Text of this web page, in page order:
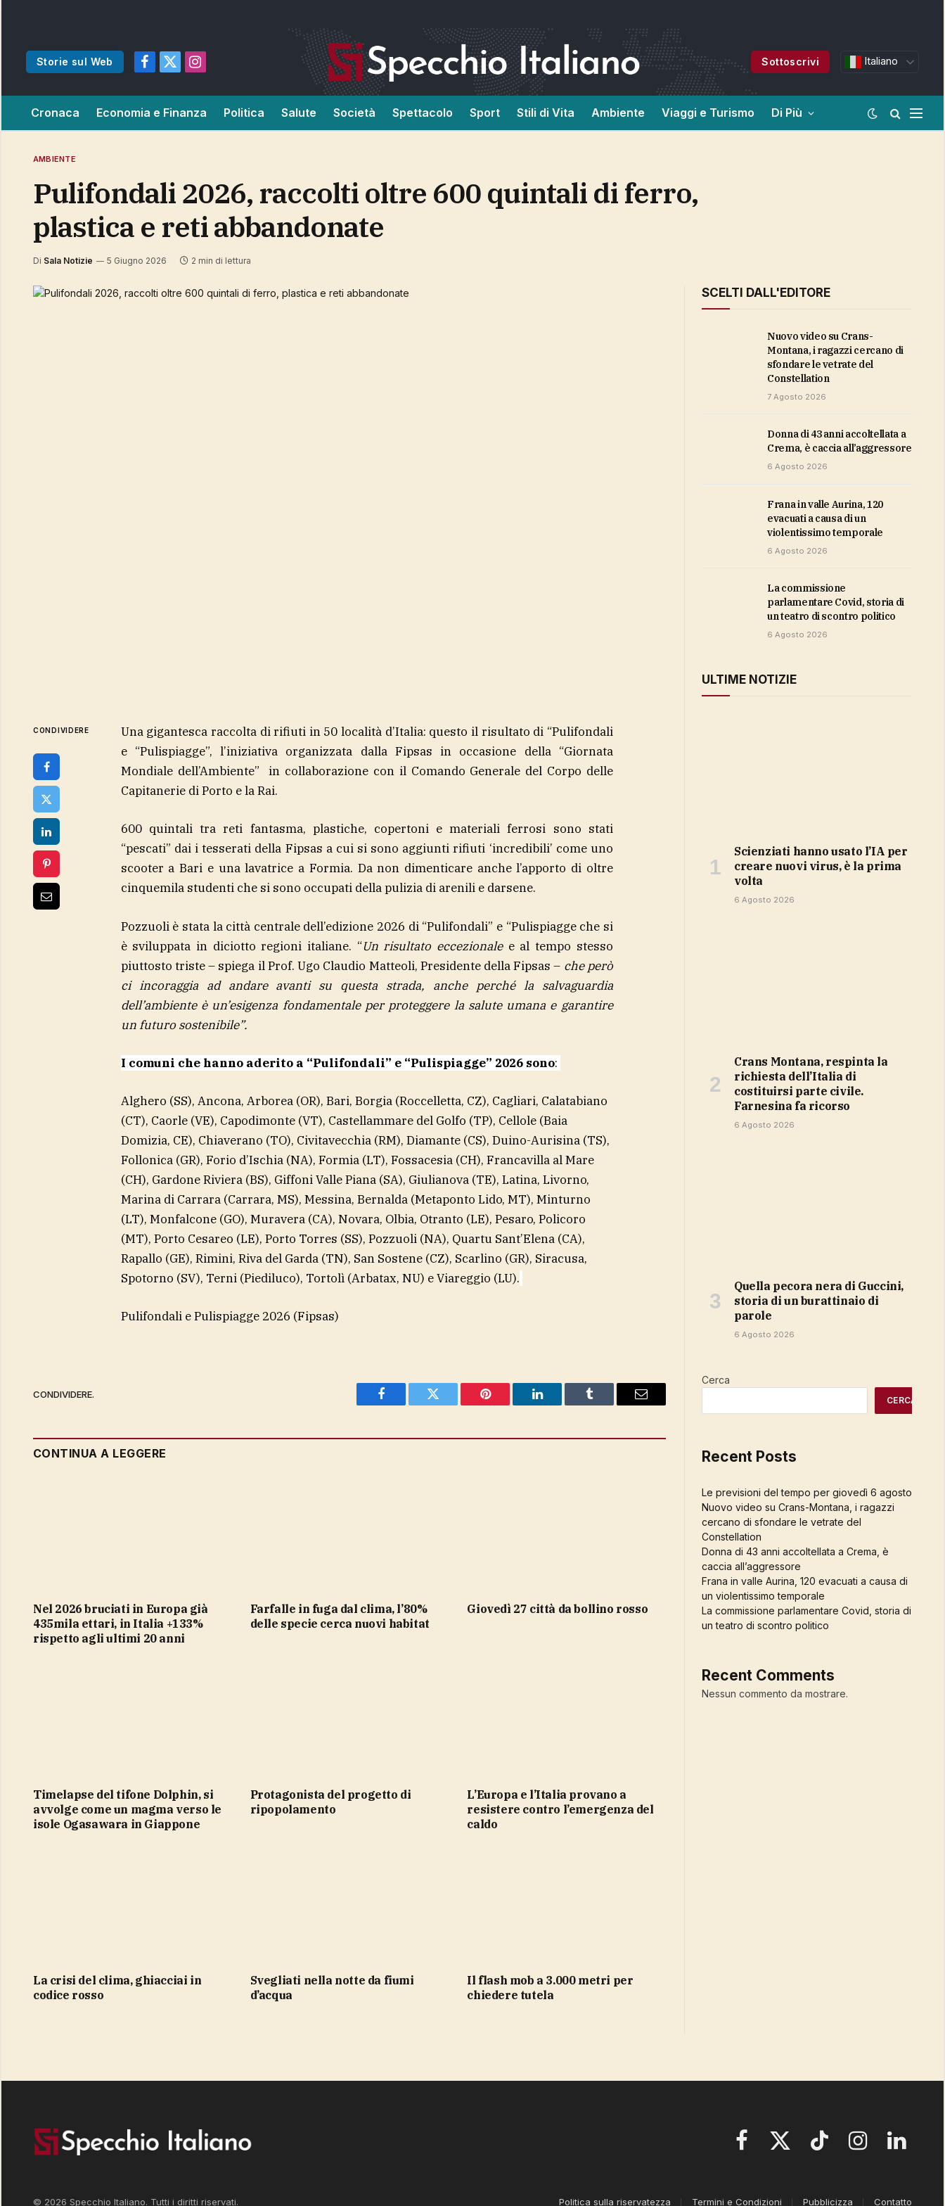
Storie sul Web
Facebook
X
Instagram
Sottoscrivi Italiano
Cronaca Economia e Finanza Politica Salute Società Spettacolo Sport Stili di Vita Ambiente Viaggi e Turismo Di Più
AMBIENTE
Pulifondali 2026, raccolti oltre 600 quintali di ferro,
plastica e reti abbandonate
Di Sala Notizie 5 Giugno 2026 2 min di lettura
CONDIVIDERE
Una gigantesca raccolta di rifiuti in 50 località d’Italia: questo il risultato di “Pulifondali
e “Pulispiagge”, l’iniziativa organizzata dalla Fipsas in occasione della “Giornata
Mondiale dell’Ambiente” in collaborazione con il Comando Generale del Corpo delle
Capitanerie di Porto e la Rai.
600 quintali tra reti fantasma, plastiche, copertoni e materiali ferrosi sono stati
“pescati” dai i tesserati della Fipsas a cui si sono aggiunti rifiuti ‘incredibili’ come uno
scooter a Bari e una lavatrice a Formia. Da non dimenticare anche l’apporto di oltre
cinquemila studenti che si sono occupati della pulizia di arenili e darsene.
Pozzuoli è stata la città centrale dell’edizione 2026 di “Pulifondali” e “Pulispiagge che si
è sviluppata in diciotto regioni italiane. “Un risultato eccezionalee al tempo stesso
piuttosto triste – spiega il Prof. Ugo Claudio Matteoli, Presidente della Fipsas – che però
ci incoraggia ad andare avanti su questa strada, anche perché la salvaguardia
dell’ambiente è un’esigenza fondamentale per proteggere la salute umana e garantire
un futuro sostenibile”.
I comuni che hanno aderito a “Pulifondali” e “Pulispiagge” 2026 sono:
Alghero (SS), Ancona, Arborea (OR), Bari, Borgia (Roccelletta, CZ), Cagliari, Calatabiano
(CT), Caorle (VE), Capodimonte (VT), Castellammare del Golfo (TP), Cellole (Baia
Domizia, CE), Chiaverano (TO), Civitavecchia (RM), Diamante (CS), Duino-Aurisina (TS),
Follonica (GR), Forio d’Ischia (NA), Formia (LT), Fossacesia (CH), Francavilla al Mare
(CH), Gardone Riviera (BS), Giffoni Valle Piana (SA), Giulianova (TE), Latina, Livorno,
Marina di Carrara (Carrara, MS), Messina, Bernalda (Metaponto Lido, MT), Minturno
(LT), Monfalcone (GO), Muravera (CA), Novara, Olbia, Otranto (LE), Pesaro, Policoro
(MT), Porto Cesareo (LE), Porto Torres (SS), Pozzuoli (NA), Quartu Sant’Elena (CA),
Rapallo (GE), Rimini, Riva del Garda (TN), San Sostene (CZ), Scarlino (GR), Siracusa,
Spotorno (SV), Terni (Piediluco), Tortolì (Arbatax, NU) e Viareggio (LU).
Pulifondali e Pulispiagge 2026 (Fipsas)
CONDIVIDERE.
Facebook Twitter Pinterest LinkedIn Tumblr Email
CONTINUA A LEGGERE
nel 2026 bruciati in Europa già
435mila ettari, in Italia +133%
rispetto agli ultimi 20 anni
Farfalle in fuga dal clima, l’80%
delle specie cerca nuovi habitat
giovedì 27 città da bollino rosso
Timelapse del tifone Dolphin, si
avvolge come un magma verso le
isole Ogasawara in Giappone
protagonista del progetto di
ripopolamento
L’Europa e l’Italia provano a
resistere contro l’emergenza del
caldo
La crisi del clima, ghiacciai in
codice rosso
Svegliati nella notte da fiumi
d’acqua
il flash mob a 3.000 metri per
chiedere tutela
SCELTI DALL'EDITORE
Nuovo video su Crans-
Montana, i ragazzi cercano di
sfondare le vetrate del
Constellation
7 Agosto 2026
Donna di 43 anni accoltellata a
Crema, è caccia all’aggressore
6 Agosto 2026
Frana in valle Aurina, 120
evacuati a causa di un
violentissimo temporale
6 Agosto 2026
La commissione
parlamentare Covid, storia di
un teatro di scontro politico
6 Agosto 2026
ULTIME NOTIZIE
Scienziati hanno usato l’IA per
creare nuovi virus, è la prima
volta
6 Agosto 2026
Crans Montana, respinta la
richiesta dell’Italia di
costituirsi parte civile.
Farnesina fa ricorso
6 Agosto 2026
Quella pecora nera di Guccini,
storia di un burattinaio di
parole
6 Agosto 2026
Cerca
CERCA
Recent Posts
Le previsioni del tempo per giovedì 6 agosto
Nuovo video su Crans-Montana, i ragazzi
cercano di sfondare le vetrate del
Constellation
Donna di 43 anni accoltellata a Crema, è
caccia all’aggressore
Frana in valle Aurina, 120 evacuati a causa di
un violentissimo temporale
La commissione parlamentare Covid, storia di
un teatro di scontro politico
Recent Comments
Nessun commento da mostrare.
Facebook
X
TikTok InstagramLinkedIn
© 2026 Specchio Italiano. Tutti i diritti riservati. Politica sulla riservatezza Termini e Condizioni Pubblicizza Contatto